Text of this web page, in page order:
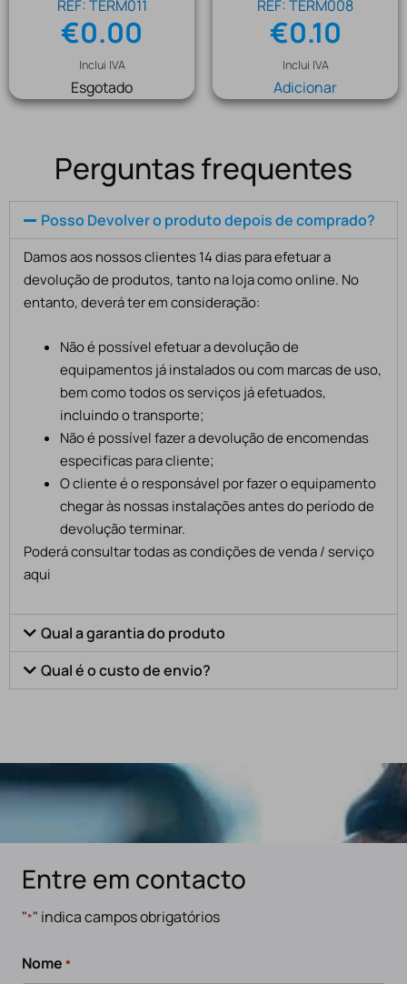
REF: TERM011
€0.00
Inclui IVA
Esgotado
REF: TERM008
€0.10
Inclui IVA
Adicionar
Perguntas frequentes
Posso Devolver o produto depois de comprado?
Damos aos nossos clientes 14 dias para efetuar a
devolução de produtos, tanto na loja como online. No
entanto, deverá ter em consideração:
Não é possível efetuar a devolução de
equipamentos já instalados ou com marcas de uso,
bem como todos os serviços já efetuados,
incluindo o transporte;
Não é possível fazer a devolução de encomendas
especificas para cliente;
O cliente é o responsável por fazer o equipamento
chegar às nossas instalações antes do período de
devolução terminar.
Poderá consultar todas as condições de venda / serviço
aqui
Qual a garantia do produto
Qual é o custo de envio?
Entre em contacto
"*" indica campos obrigatórios
Nome *